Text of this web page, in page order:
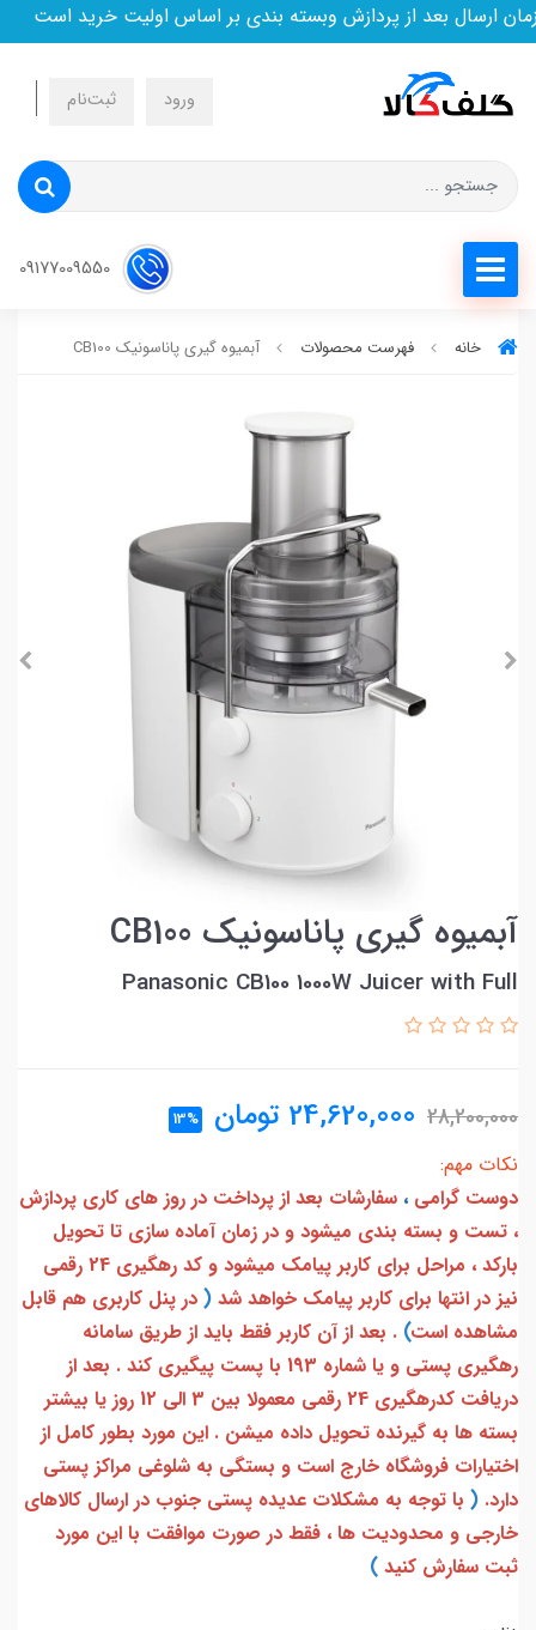
بعد از پردازش وبسته بندی بر اساس اولیت خرید است
ورود ثبت‌نام
خانه فهرست محصولات آبمیوه گیری پاناسونیک CB100
آبمیوه گیری پاناسونیک CB100
Panasonic CB100 1000W Juicer with Full
28,200,000
24,620,000 تومان 13%
نکات مهم:
دوست گرامی ، سفارشات بعد از پرداخت در روز های کاری پردازش
، تست و بسته بندی میشود و در زمان آماده سازی تا تحویل
بارکد ، مراحل برای کاربر پیامک میشود و کد رهگیری 24 رقمی
نیز در انتها برای کاربر پیامک خواهد شد ( در پنل کاربری هم قابل
مشاهده است) . بعد از آن کاربر فقط باید از طریق سامانه
رهگیری پستی و یا شماره 193 با پست پیگیری کند . بعد از
دریافت کدرهگیری 24 رقمی معمولا بین 3 الی 12 روز یا بیشتر
بسته ها به گیرنده تحویل داده میشن . این مورد بطور کامل از
اختیارات فروشگاه خارج است و بستگی به شلوغی مراکز پستی
دارد. ( با توجه به مشکلات عدیده پستی جنوب در ارسال کالاهای
خارجی و محدودیت ها ، فقط در صورت موافقت با این مورد
ثبت سفارش کنید )